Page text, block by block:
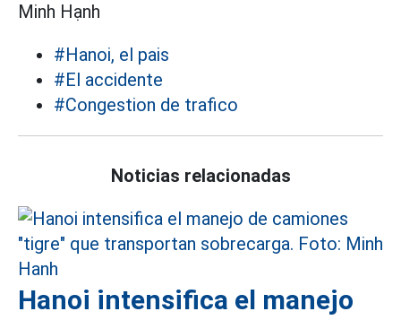
Minh Hạnh
#Hanoi, el pais
#El accidente
#Congestion de trafico
Noticias relacionadas
Hanoi intensifica el manejo